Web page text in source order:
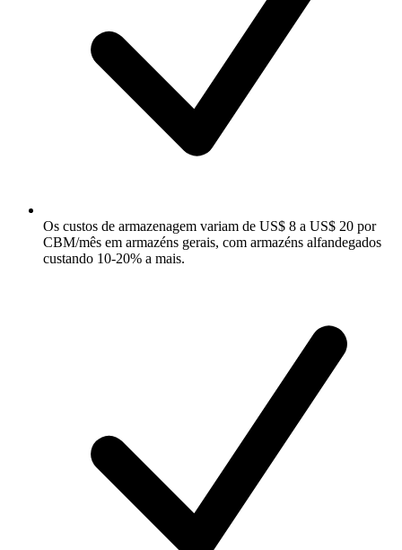
Os custos de armazenagem variam de US$ 8 a US$ 20 por
CBM/mês em armazéns gerais, com armazéns alfandegados
custando 10-20% a mais.